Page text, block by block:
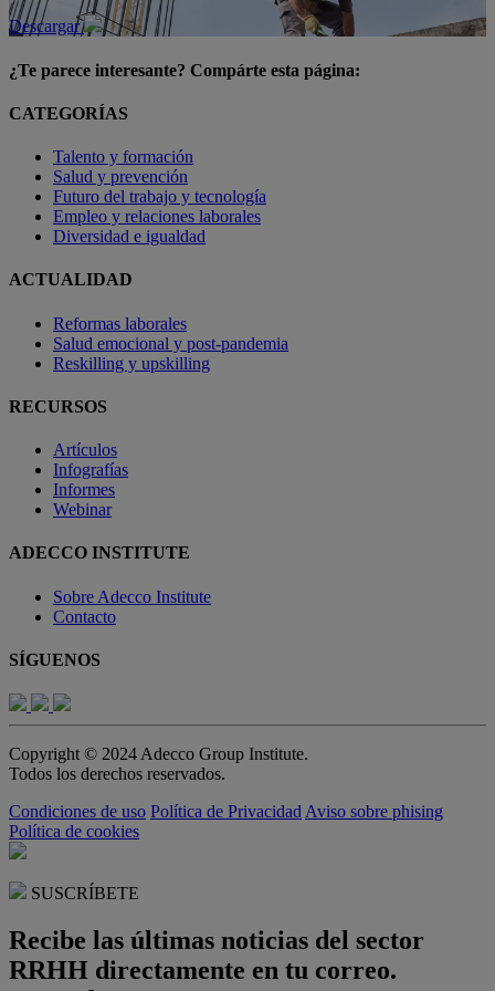
Descargar
¿Te parece interesante? Compárte esta página:
CATEGORÍAS
Talento y formación
Salud y prevención
Futuro del trabajo y tecnología
Empleo y relaciones laborales
Diversidad e igualdad
ACTUALIDAD
Reformas laborales
Salud emocional y post-pandemia
Reskilling y upskilling
RECURSOS
Artículos
Infografías
Informes
Webinar
ADECCO INSTITUTE
Sobre Adecco Institute
Contacto
SÍGUENOS
Copyright © 2024 Adecco Group Institute.
Todos los derechos reservados.
Condiciones de uso Política de Privacidad Aviso sobre phising
Política de cookies
SUSCRÍBETE
Recibe las últimas noticias del sector
RRHH directamente en tu correo.